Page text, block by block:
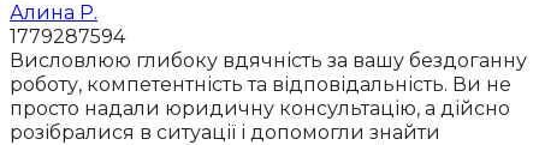
Алина Р.
1779287594
Висловлюю глибоку вдячність за вашу бездоганну
роботу, компетентність та відповідальність. Ви не
просто надали юридичну консультацію, а дійсно
розібралися в ситуації і допомогли знайти